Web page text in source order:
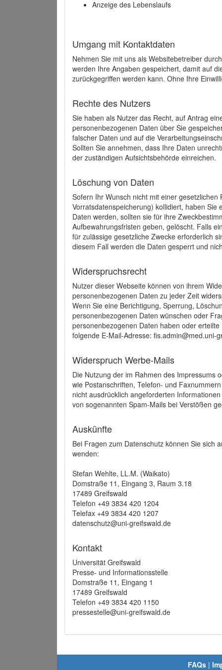
Anzeige des Lebenslaufs
Umgang mit Kontaktdaten
Nehmen Sie mit uns als Websitebetreiber
werden Ihre Angaben gespeichert, damit auf
zurückgegriffen werden kann. Ohne Ihre
Rechte des Nutzers
Sie haben als Nutzer das Recht, auf Antrag
personenbezogenen Daten über Sie
falscher Daten und auf die
Sollten Sie annehmen, dass Ihre Daten
der zuständigen Aufsichtsbehörde einreichen.
Löschung von Daten
Sofern Ihr Wunsch nicht mit einer
Vorratsdatenspeicherung) kollidiert, haben
Daten werden, sollten sie für ihre
Aufbewahrungsfristen geben, gelöscht. Falls
für zulässige gesetzliche Zwecke erforderlich
diesem Fall werden die Daten gesperrt und
Widerspruchsrecht
Nutzer dieser Webseite können von ihrem
personenbezogenen Daten zu jeder Zeit
Wenn Sie eine Berichtigung, Sperrung,
personenbezogenen Daten wünschen oder
personenbezogenen Daten haben oder
folgende E-Mail-Adresse: fis.admin@med.uni-
Widerspruch Werbe-Mails
Die Nutzung der im Rahmen des Impressums
wie Postanschriften, Telefon- und
nicht ausdrücklich angeforderten
von sogenannten Spam-Mails bei Verstößen
Auskünfte
Bei Fragen zum Datenschutz können Sie sich
wenden:
Stefan Wehlte, LL.M. (Waikato)
Domstraße 11, Eingang 3, Raum 3.18
17489 Greifswald
Telefon +49 3834 420 1204
Telefax +49 3834 420 1207
datenschutz@uni-greifswald.de
Kontakt
Universität Greifswald
Presse- und Informationsstelle
Domstraße 11, Eingang 1
17489 Greifswald
Telefon +49 3834 420 1150
pressestelle@uni-greifswald.de
FAQs |